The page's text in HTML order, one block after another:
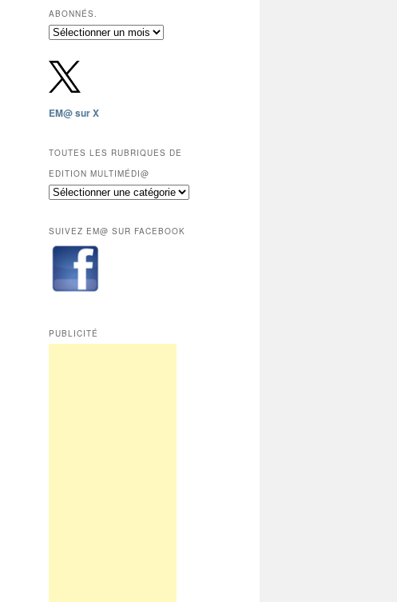
ABONNÉS.
Archives
depuis
2009,
sauf
les
mois
réservés
aux
abonnés.
EM@ sur X
TOUTES LES RUBRIQUES DE
EDITION MULTIMÉDI@
Toutes
de
Edition
Multimédi@
SUIVEZ EM@ SUR FACEBOOK
PUBLICITÉ